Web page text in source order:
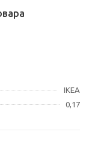
IKEA
0,17